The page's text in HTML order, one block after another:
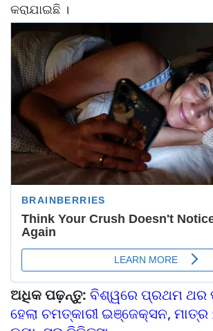
କରାଯାଇଛି ।
ଅଧିକ ପଢ଼ନ୍ତୁ: ବିଶ୍ୱରେ ପ୍ରଥମ ଥର
ହେଲା ଚମତ୍କାରୀ ଇଞ୍ଜେକ୍ସନ,